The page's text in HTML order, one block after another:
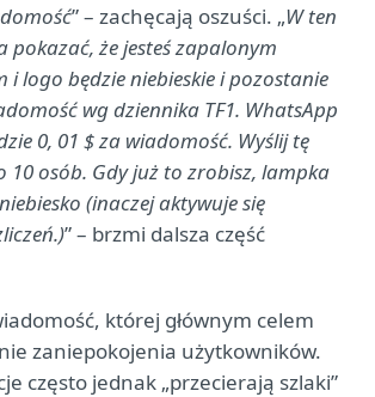
” – zachęcają oszuści. „W ten
pokazać, że jesteś zapalonym
i logo będzie niebieskie i pozostanie
wg dziennika TF1. WhatsApp
0, 01 $ za wiadomość. Wyślij tę
10 osób. Gdy już to zrobisz, lampka
(inaczej aktywuje się
” – brzmi dalsza część
której głównym celem
zaniepokojenia użytkowników.
często jednak „przecierają szlaki”